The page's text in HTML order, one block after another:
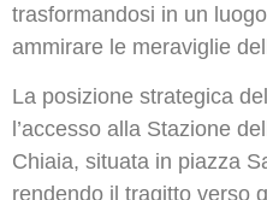
trasformandosi in un
ammirare le meraviglie
La posizione strategica
l’accesso alla Stazione
Chiaia, situata in piazza
rendendo il tragitto verso